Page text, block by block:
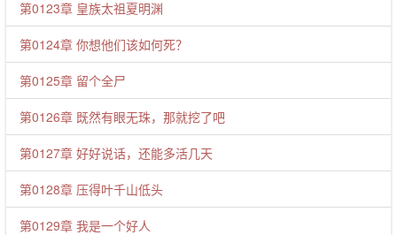
第0123章 皇族太祖夏明渊
第0124章 你想他们该如何死？
第0125章 留个全尸
第0126章 既然有眼无珠，那就挖了吧
第0127章 好好说话，还能多活几天
第0128章 压得叶千山低头
第0129章 我是一个好人